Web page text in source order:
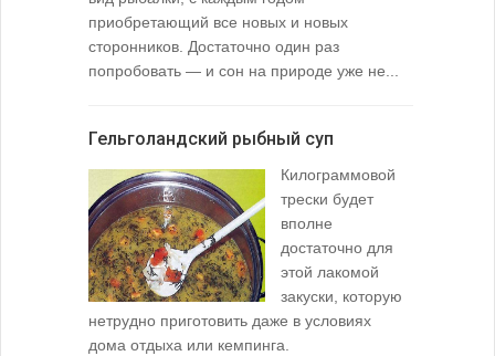
приобретающий все новых и новых
сторонников. Достаточно один раз
попробовать — и сон на природе уже не...
Гельголандский рыбный суп
Килограммовой
трески будет
вполне
достаточно для
этой лакомой
закуски, которую
нетрудно приготовить даже в условиях
дома отдыха или кемпинга.